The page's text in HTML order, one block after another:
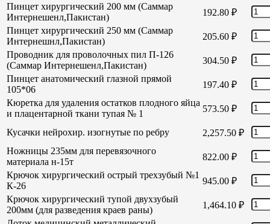
Пинцет хирургический 200 мм (Саммар
Интернешенл,Пакистан)
192.80 ₽
Пинцет хирургический 250 мм (Саммар
Интернешнл,Пакистан)
205.60 ₽
Проводник для проволочных пил П-126
(Саммар Интернешенл,Пакистан)
304.50 ₽
Пинцет анатомический глазной прямой
105*06
197.40 ₽
Кюретка для удаления остатков плодного яйца
и плацентарной ткани тупая № 1
573.50 ₽
Кусачки нейрохир. изогнутые по ребру 2,257.50 ₽
Ножницы 235мм для перевязочного
материала н-15т
822.00 ₽
Крючок хирургический острый трехзубый №1
К-26
945.00 ₽
Крючок хирургический тупой двухзубый
200мм (для разведения краев раны)
1,464.10 ₽